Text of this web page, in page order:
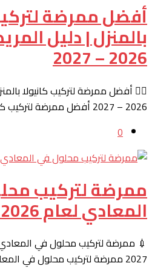
أفضل ممرضة
بالمنزل | دليل
2026 – 2027
👩‍⚕️ أفضل ممرضة لتركيب كانيولا
2026 – 2027 أفضل ممرضة لتركيب كانيولا بالمنزل لو بتدور…
0
ممرضة لتركيب
المعادي لعام 2026 – 2027
2027 ممرضة لتركيب محلول في المعادي لو محتاج…